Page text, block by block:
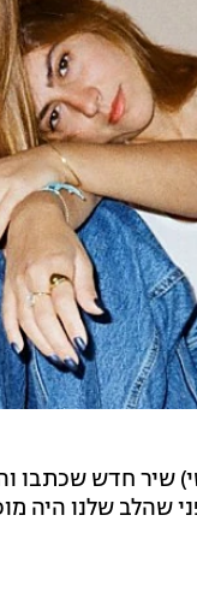
שיר חדש שכתבו
שהלב שלנו היה